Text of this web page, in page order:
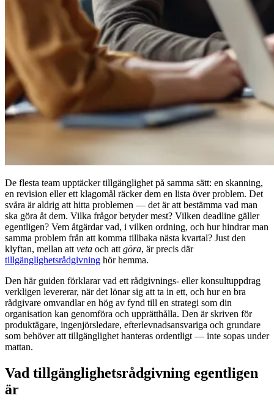
De flesta team upptäcker tillgänglighet på samma sätt: en skanning,
en revision eller ett klagomål räcker dem en lista över problem. Det
svåra är aldrig att hitta problemen — det är att bestämma vad man
ska göra åt dem. Vilka frågor betyder mest? Vilken deadline gäller
egentligen? Vem åtgärdar vad, i vilken ordning, och hur hindrar man
samma problem från att komma tillbaka nästa kvartal? Just den
klyftan, mellan att veta och att göra, är precis där
tillgänglighetsrådgivning hör hemma.
Den här guiden förklarar vad ett rådgivnings- eller konsultuppdrag
verkligen levererar, när det lönar sig att ta in ett, och hur en bra
rådgivare omvandlar en hög av fynd till en strategi som din
organisation kan genomföra och upprätthålla. Den är skriven för
produktägare, ingenjörsledare, efterlevnadsansvariga och grundare
som behöver att tillgänglighet hanteras ordentligt — inte sopas under
mattan.
Vad tillgänglighetsrådgivning egentligen
är